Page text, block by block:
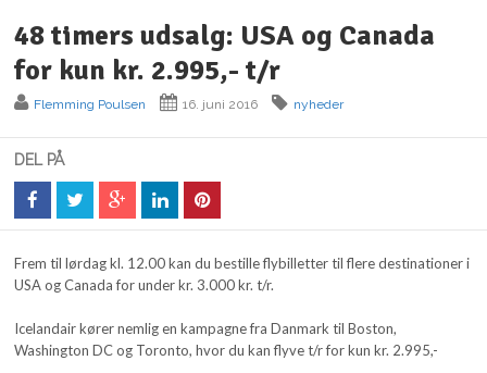
48 timers udsalg: USA og Canada
for kun kr. 2.995,- t/r
Flemming Poulsen 16. juni 2016 nyheder
DEL PÅ
Frem til lørdag kl. 12.00 kan du bestille flybilletter til flere destinationer i
USA og Canada for under kr. 3.000 kr. t/r.
Icelandair kører nemlig en kampagne fra Danmark til Boston,
Washington DC og Toronto, hvor du kan flyve t/r for kun kr. 2.995,-